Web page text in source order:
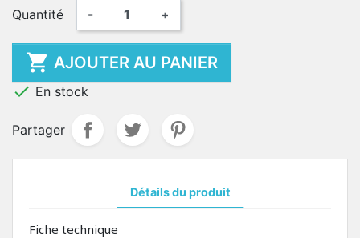
Quantité - +
 AJOUTER AU PANIER
 En stock
Partager
Détails du produit
Fiche technique